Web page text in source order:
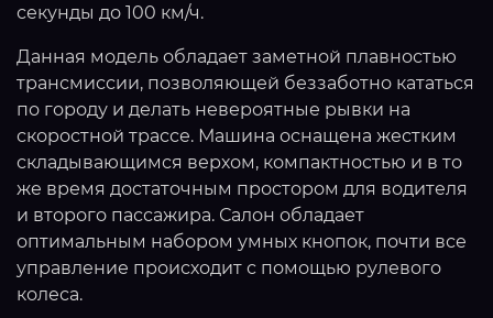
секунды до 100 км/ч.
Данная модель обладает заметной плавностью
трансмиссии, позволяющей беззаботно кататься
по городу и делать невероятные рывки на
скоростной трассе. Машина оснащена жестким
складывающимся верхом, компактностью и в то
же время достаточным простором для водителя
и второго пассажира. Салон обладает
оптимальным набором умных кнопок, почти все
управление происходит с помощью рулевого
колеса.